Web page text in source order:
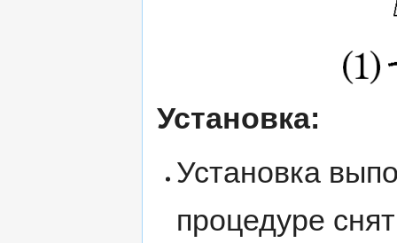
Установка:
Установка
процедуре